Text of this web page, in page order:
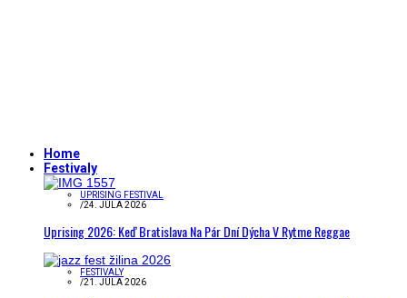
Home
Festivaly
UPRISING FESTIVAL
/24. JÚLA 2026
Uprising 2026: Keď Bratislava Na Pár Dní Dýcha V Rytme Reggae
FESTIVALY
/21. JÚLA 2026